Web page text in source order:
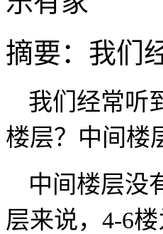
摘要： 我们
我们经常听
楼层？ 中间楼
中间楼层没
层来说， 4-6